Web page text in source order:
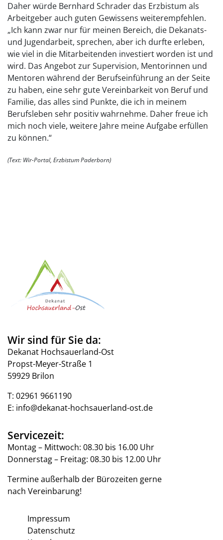
Daher würde Bernhard Schrader das Erzbistum als
Arbeitgeber auch guten Gewissens weiterempfehlen.
„Ich kann zwar nur für meinen Bereich, die Dekanats-
und Jugendarbeit, sprechen, aber ich durfte erleben,
wie viel in die Mitarbeitenden investiert worden ist und
wird. Das Angebot zur Supervision, Mentorinnen und
Mentoren während der Berufseinführung an der Seite
zu haben, eine sehr gute Vereinbarkeit von Beruf und
Familie, das alles sind Punkte, die ich in meinem
Berufsleben sehr positiv wahrnehme. Daher freue ich
mich noch viele, weitere Jahre meine Aufgabe erfüllen
zu können.“
(Text: Wir-Portal, Erzbistum Paderborn)
Wir sind für Sie da:
Dekanat Hochsauerland-Ost
Propst-Meyer-Straße 1
59929 Brilon
T: 02961 9661190
E: info@dekanat-hochsauerland-ost.de
Servicezeit:
Montag – Mittwoch: 08.30 bis 16.00 Uhr
Donnerstag – Freitag: 08.30 bis 12.00 Uhr
Termine außerhalb der Bürozeiten gerne
nach Vereinbarung!
Impressum
Datenschutz